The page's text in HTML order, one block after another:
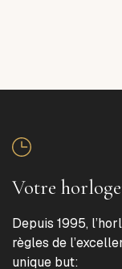
Votre
Depuis 1995,
règles de
unique but: